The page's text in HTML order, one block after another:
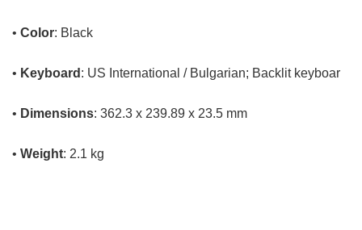
• Color: Black
• Keyboard : US International / Bulgarian; Backlit keyboar
• Dimensions: 362.3 x 239.89 x 23.5 mm
• Weight: 2.1 kg